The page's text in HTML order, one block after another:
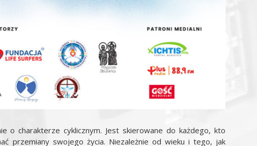
o charakterze cyklicznym. Jest skierowane do każdego, kto
przemiany swojego życia. Niezależnie od wieku i tego, jak